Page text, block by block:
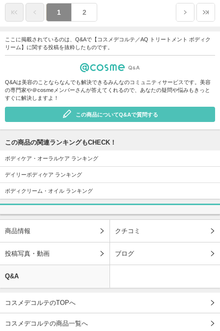
1 2
ここに掲載されているのは、Q&Aで【コスメデコルテ／AQ トリートメント ボディク
リーム】に関する投稿を抜粋したものです。
Q&Aは美容のことならなんでも解決できるみんなのコミュニティサービスです。美容
の専門家や＠cosmeメンバーさんが答えてくれるので、あなたの疑問や悩みもきっと
すぐに解決しますよ！
この商品についてQ&Aで質問する
この商品の関連ランキングもCHECK！
ボディケア・オーラルケア ランキング
デイリーボディケア ランキング
ボディクリーム・オイル ランキング
商品情報 クチコミ
投稿写真・動画 ブログ
Q&A
コスメデコルテのTOPへ
コスメデコルテの商品一覧へ